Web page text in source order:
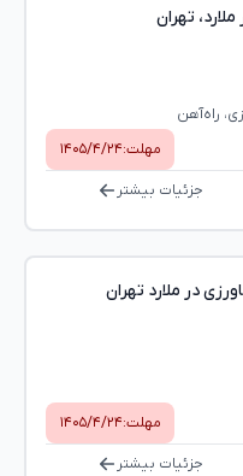
تهران
راه‌آهن
مهلت:۱۴۰۵/۴/۲۴
جزئیات بیشتر
در ملارد تهران
مهلت:۱۴۰۵/۴/۲۴
جزئیات بیشتر